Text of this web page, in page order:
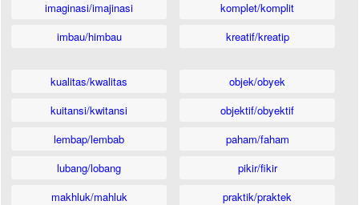
imaginasi/imajinasi
imbau/himbau
komplet/komplit
kreatif/kreatip
kualitas/kwalitas
kuitansi/kwitansi
lembap/lembab
lubang/lobang
makhluk/mahluk
objek/obyek
objektif/obyektif
paham/faham
pikir/fikir
praktik/praktek